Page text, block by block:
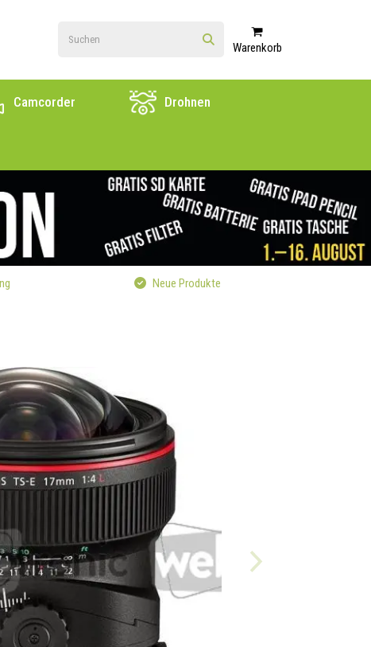
Warenkorb
Camcorder Drohnen
Neue Produkte